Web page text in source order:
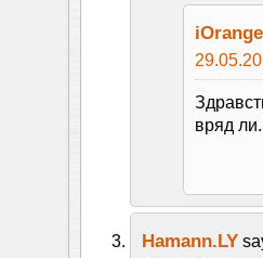
iOrange
вряд ли.
Hamann.LY